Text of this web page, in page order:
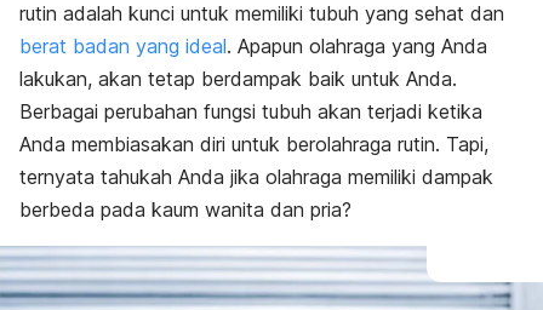
rutin adalah kunci untuk memiliki tubuh yang sehat dan
berat badan yang ideal. Apapun olahraga yang Anda
lakukan, akan tetap berdampak baik untuk Anda.
Berbagai perubahan fungsi tubuh akan terjadi ketika
Anda membiasakan diri untuk berolahraga rutin. Tapi,
ternyata tahukah Anda jika olahraga memiliki dampak
berbeda pada kaum wanita dan pria?